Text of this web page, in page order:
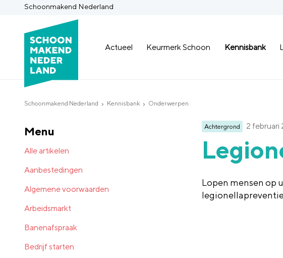
Schoonmakend Nederland
Actueel Keurmerk Schoon Kennisbank
Schoonmakend Nederland Kennisbank Onderwerpen
Achtergrond 2 februari
Lopen mensen op
Menu
Alle artikelen
Aanbestedingen
Algemene voorwaarden
Arbeidsmarkt
Banenafspraak
Bedrijf starten